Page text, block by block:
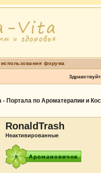
форума
Портала по Ароматерапии и
RonaldTrash
Неактивированные